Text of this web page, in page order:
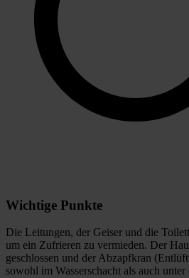
Wichtige Punkte
Die Leitungen, der Geiser und die
um ein Zufrieren zu vermieden. Der
geschlossen und der Abzapfkran
sowohl im Wasserschacht als auch unter